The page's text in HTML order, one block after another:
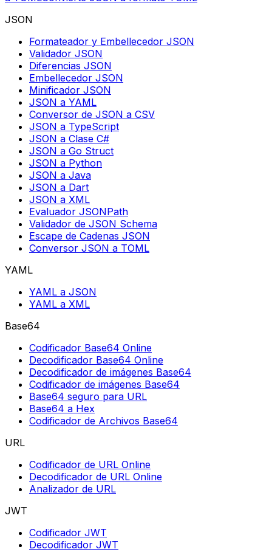
JSON
Formateador y Embellecedor JSON
Validador JSON
Diferencias JSON
Embellecedor JSON
Minificador JSON
JSON a YAML
Conversor de JSON a CSV
JSON a TypeScript
JSON a Clase C#
JSON a Go Struct
JSON a Python
JSON a Java
JSON a Dart
JSON a XML
Evaluador JSONPath
Validador de JSON Schema
Escape de Cadenas JSON
Conversor JSON a TOML
YAML
YAML a JSON
YAML a XML
Base64
Codificador Base64 Online
Decodificador Base64 Online
Decodificador de imágenes Base64
Codificador de imágenes Base64
Base64 seguro para URL
Base64 a Hex
Codificador de Archivos Base64
URL
Codificador de URL Online
Decodificador de URL Online
Analizador de URL
JWT
Codificador JWT
Decodificador JWT